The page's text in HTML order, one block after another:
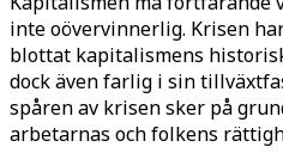
inte oövervinnerlig. Krisen
blottat kapitalismens
dock även farlig i sin
spåren av krisen sker på
arbetarnas och folkens